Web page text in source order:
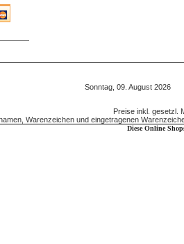
Sonntag, 09. August 2026
Preise inkl. gesetzl.
Warenzeichen und eingetragenen
Diese Online